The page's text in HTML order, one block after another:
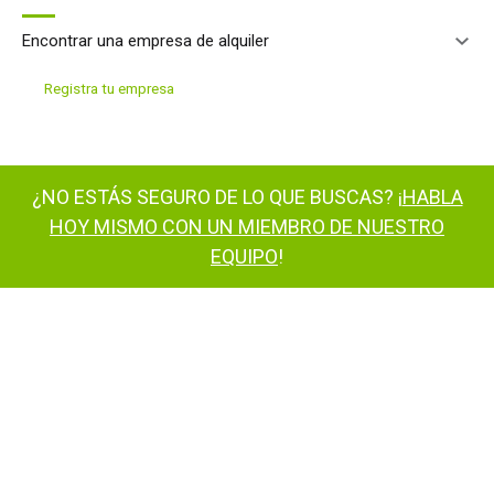
Encontrar una empresa de alquiler
Registra tu empresa
¿NO ESTÁS SEGURO DE LO QUE BUSCAS? ¡HABLA
HOY MISMO CON UN MIEMBRO DE NUESTRO
EQUIPO!